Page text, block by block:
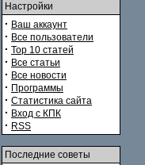
Настройки
· Ваш аккаунт
· Все пользователи
· Top 10 статей
· Все статьи
· Все новости
· Программы
· Статистика сайта
· Вход с КПК
· RSS
Последние советы